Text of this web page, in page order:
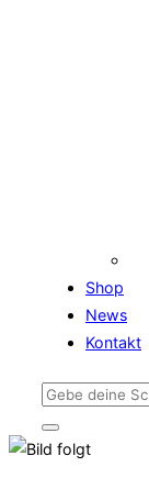
Shop
News
Kontakt
Suchen
nach:
Seitenleiste
&